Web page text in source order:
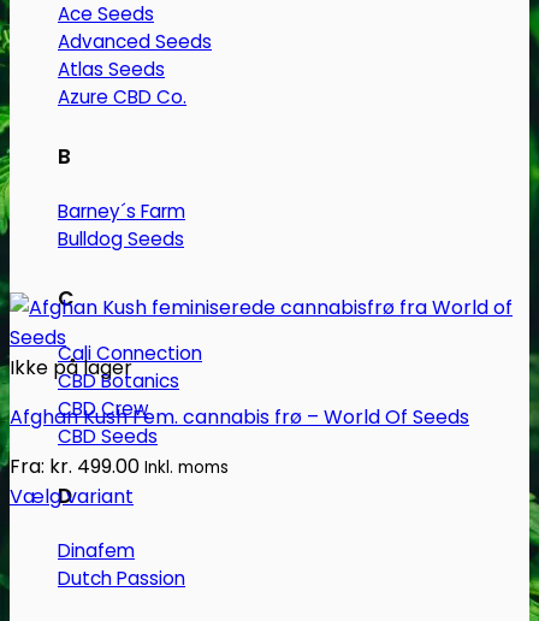
Ace Seeds
Advanced Seeds
Atlas Seeds
Azure CBD Co.
B
Barney´s Farm
Bulldog Seeds
C
Cali Connection
CBD Botanics
CBD Crew
CBD Seeds
D
Dinafem
Dutch Passion
Ikke på lager
Afghan Kush Fem. cannabis frø – World Of Seeds
Fra: kr. 499.00 Inkl. moms
Vælg variant
har